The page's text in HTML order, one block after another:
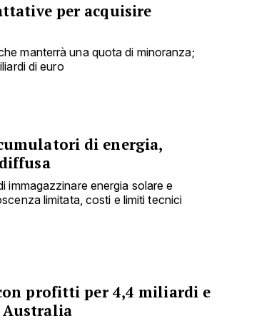
per acquisire
manterrà una quota di minoranza;
di euro
di energia,
immagazzinare energia solare e
limitata, costi e limiti tecnici
profitti per 4,4 miliardi e